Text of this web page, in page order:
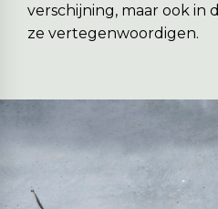
verschijning, maar ook in
ze vertegenwoordigen.